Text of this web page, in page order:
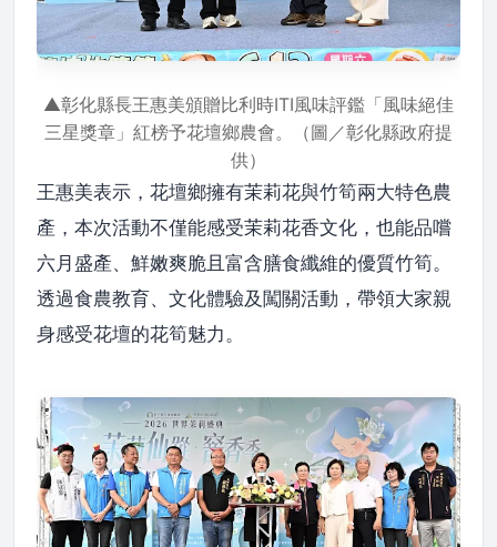
▲彰化縣長王惠美頒贈比利時ITI風味評鑑「風味絕佳
三星獎章」紅榜予花壇鄉農會。（圖／彰化縣政府提
供）
王惠美表示，花壇鄉擁有茉莉花與竹筍兩大特色農
產，本次活動不僅能感受茉莉花香文化，也能品嚐
六月盛產、鮮嫩爽脆且富含膳食纖維的優質竹筍。
透過食農教育、文化體驗及闖關活動，帶領大家親
身感受花壇的花筍魅力。